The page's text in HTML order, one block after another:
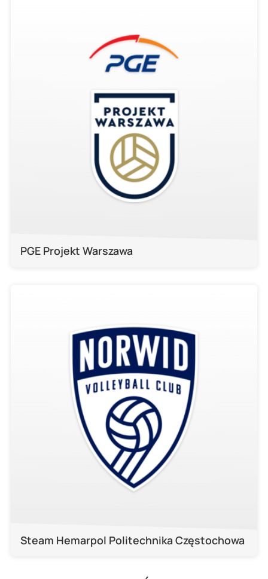
PGE Projekt Warszawa
Steam Hemarpol Politechnika Częstochowa